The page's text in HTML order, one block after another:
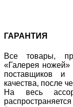
ГАРАНТИЯ
Все товары,
«Галерея ножей»
поставщиков и
качества, после
На весь